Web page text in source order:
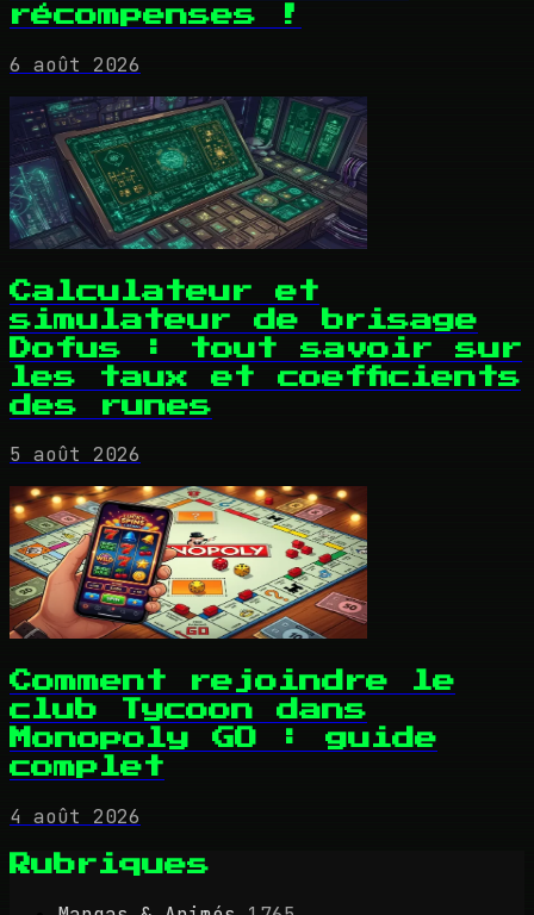
récompenses !
6 août 2026
Calculateur et
simulateur de brisage
Dofus : tout savoir sur
les taux et coefficients
des runes
5 août 2026
Comment rejoindre le
club Tycoon dans
Monopoly GO : guide
complet
4 août 2026
Rubriques